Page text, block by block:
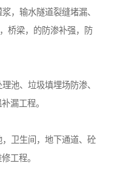
，输水隧道裂缝堵漏、
桥梁，的防渗补强，防
池、垃圾填埋场防渗、
漏工程。
卫生间，地下通道、砼
工程。